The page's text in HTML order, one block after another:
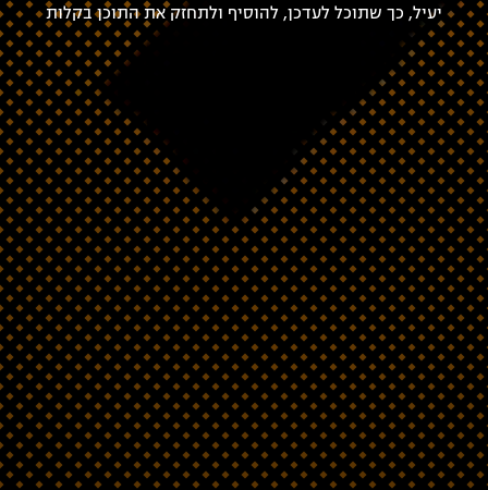
יעיל, כך שתוכל לעדכן, להוסיף ולתחזק את התוכן בקלות